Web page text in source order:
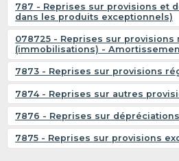
787 - Reprises sur provisions et
dans les produits exceptionnels)
078725 - Reprises sur
(immobilisations) -
7873 - Reprises sur provisions
7874 - Reprises sur autres
7876 - Reprises sur
7875 - Reprises sur provisions